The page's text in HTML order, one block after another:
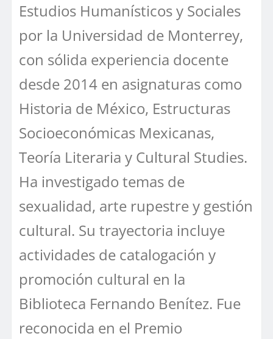
Estudios Humanísticos y Sociales
por la Universidad de Monterrey,
con sólida experiencia docente
desde 2014 en asignaturas como
Historia de México, Estructuras
Socioeconómicas Mexicanas,
Teoría Literaria y Cultural Studies.
Ha investigado temas de
sexualidad, arte rupestre y gestión
cultural. Su trayectoria incluye
actividades de catalogación y
promoción cultural en la
Biblioteca Fernando Benítez. Fue
reconocida en el Premio